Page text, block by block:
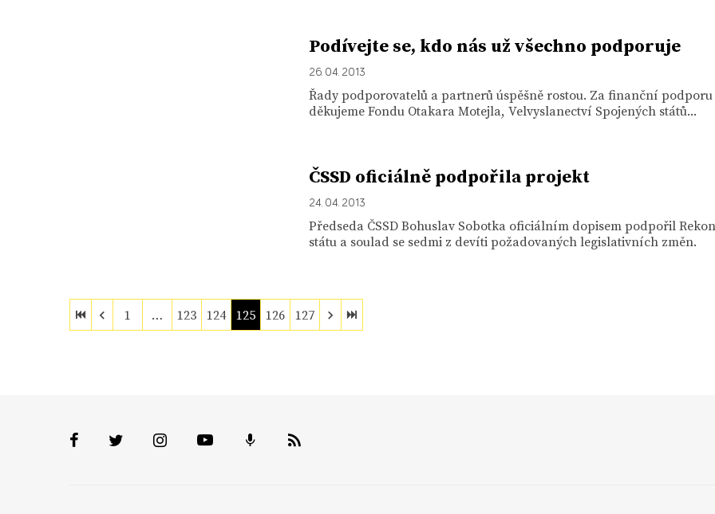
Podívejte se, kdo nás už všechno podporuje
26. 04. 2013
Řady podporovatelů a partnerů úspěšně rostou. Za finanční podporu
děkujeme Fondu Otakara Motejla, Velvyslanectví Spojených států...
ČSSD oficiálně podpořila projekt
24. 04. 2013
Předseda ČSSD Bohuslav Sobotka oficiálním dopisem podpořil
státu a soulad se sedmi z devíti požadovaných legislativních změn.
1 … 123 124 125 126 127